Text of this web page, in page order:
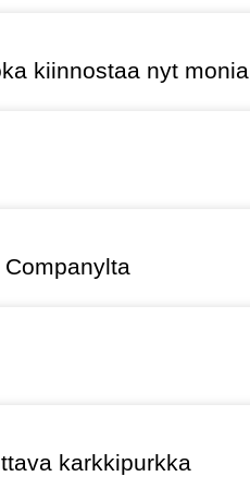
kiinnostaa nyt monia
karkkipurkka